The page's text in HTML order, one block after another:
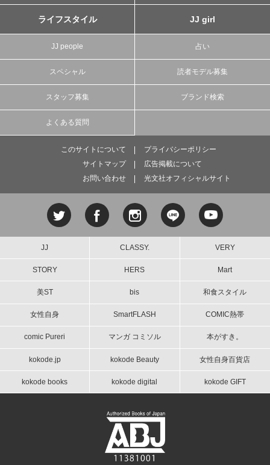
ライフスタイル JJ girl
JJ people 占い
スペシャル 読者モデル募集
スタッフ募集 ブランド検索
よくある質問
このサイトについて
プライバシーポリシー
サイトマップ
広告掲載について
お問い合わせ
光文社オフィシャルサイト
JJ CLASSY. VERY
STORY HERS Mart
美ST bis 和食スタイル
女性自身 SmartFLASH COMIC熱帯
comic Pureri マンガ コミソル 本がすき。
kokode.jp kokode Beauty 女性自身百貨店
kokode books kokode digital kokode GIFT